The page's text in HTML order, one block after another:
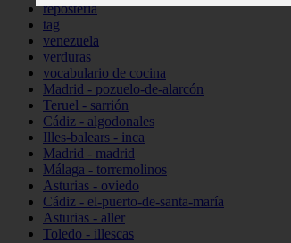
reposteria
tag
venezuela
verduras
vocabulario de cocina
Madrid - pozuelo-de-alarcón
Teruel - sarrión
Cádiz - algodonales
Illes-balears - inca
Madrid - madrid
Málaga - torremolinos
Asturias - oviedo
Cádiz - el-puerto-de-santa-maría
Asturias - aller
Toledo - illescas